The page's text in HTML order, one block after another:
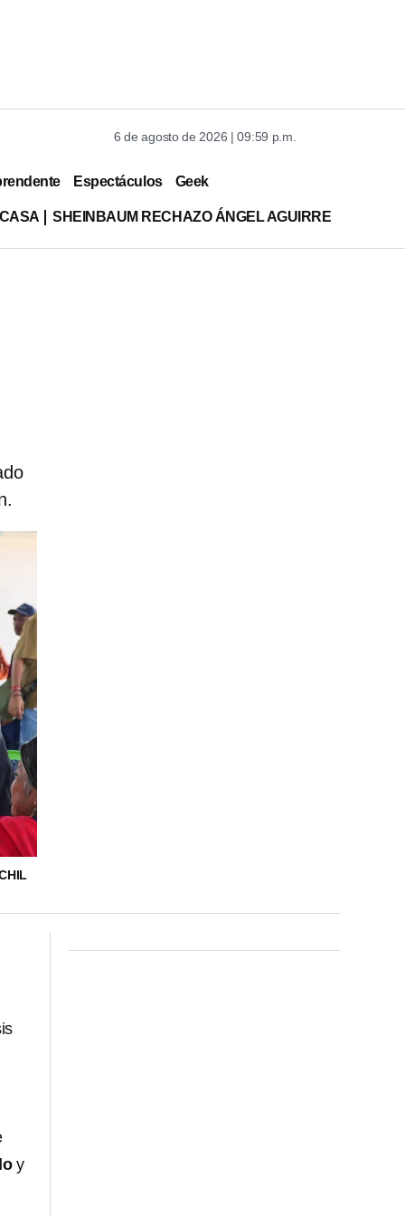
6 de agosto de 2026 | 09:59 p.m.
Espectáculos Geek
SHEINBAUM RECHAZO ÁNGEL AGUIRRE
y